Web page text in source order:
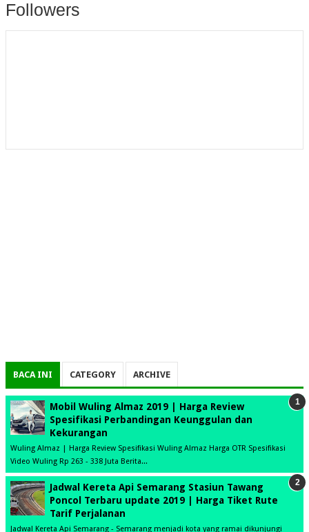
Followers
BACA INI CATEGORY ARCHIVE
Mobil Wuling Almaz 2019 | Harga Review
Spesifikasi Perbandingan Keunggulan dan
Kekurangan
Wuling Almaz | Harga Review Spesifikasi Wuling Almaz Harga OTR Spesifikasi
Video Wuling Rp 263 - 338 Juta Berita...
Jadwal Kereta Api Semarang Stasiun Tawang
Poncol Terbaru update 2019 | Harga Tiket Rute
Tarif Perjalanan
Jadwal Kereta Api Semarang - Semarang menjadi kota yang ramai dikunjungi